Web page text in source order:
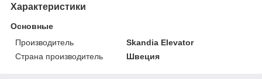
Характеристики
Основные
Производитель
Skandia Elevator
Страна производитель
Швеция